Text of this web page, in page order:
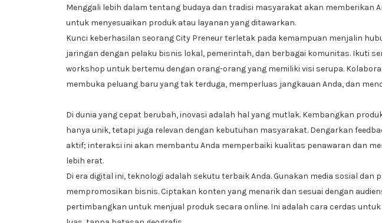
Menggali lebih dalam tentang budaya dan tradisi masyarakat akan memberikan
untuk menyesuaikan produk atau layanan yang ditawarkan.
Kunci keberhasilan seorang City Preneur terletak pada kemampuan menjalin
jaringan dengan pelaku bisnis lokal, pemerintah, dan berbagai komunitas. Ikuti
workshop untuk bertemu dengan orang-orang yang memiliki visi serupa.
membuka peluang baru yang tak terduga, memperluas jangkauan Anda, dan
Di dunia yang cepat berubah, inovasi adalah hal yang mutlak. Kembangkan
hanya unik, tetapi juga relevan dengan kebutuhan masyarakat. Dengarkan
aktif; interaksi ini akan membantu Anda memperbaiki kualitas penawaran dan
lebih erat.
Di era digital ini, teknologi adalah sekutu terbaik Anda. Gunakan media sosial
mempromosikan bisnis. Ciptakan konten yang menarik dan sesuai dengan
pertimbangkan untuk menjual produk secara online. Ini adalah cara cerdas